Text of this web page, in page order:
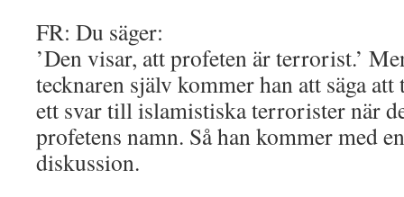
FR: Du säger:
’Den visar, att profeten är terrorist.’
tecknaren själv kommer han att säga
ett svar till islamistiska terrorister när
profetens namn. Så han kommer med
diskussion.